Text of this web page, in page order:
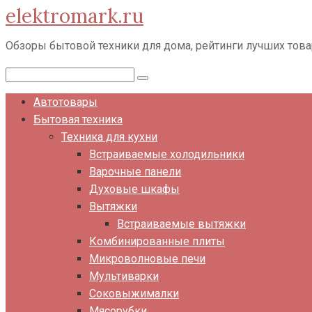
Перейти
к
контенту
elektromark.ru
Обзоры бытовой техники для дома, рейтинги лучших
Автотовары
Бытовая техника
Техника для кухни
Встраиваемые холодильники
Варочные панели
Духовые шкафы
Вытяжки
Встраиваемые вытяжки
Комбинированные плиты
Микроволновые печи
Мультиварки
Соковыжималки